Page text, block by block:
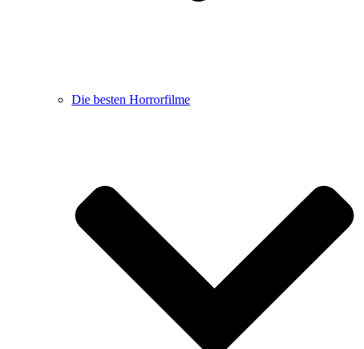
Die besten Horrorfilme